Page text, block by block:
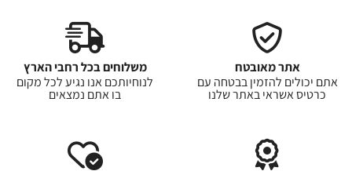
אתר מאובטח
אתם יכולים להזמין בבטחה עם
כרטיס אשראי באתר שלנו
משלוחים בכל רחבי הארץ
לנוחיותכם אנו נגיע לכל מקום
בו אתם נמצאים